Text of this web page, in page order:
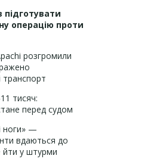
операцію проти
розгромили
транспорт
тисяч:
перед судом
ноги» —
вдаються до
йти у штурми